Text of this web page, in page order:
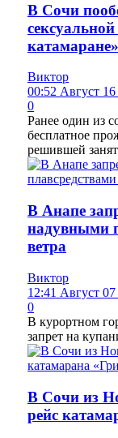
В Сочи
Виктор
00:52 Август 16
0
Ранее один из
бесплатное
решившей
В Анапе
надувными
ветра
Виктор
12:41 Август 07
0
В курортном
запрет на
В Сочи из
рейс